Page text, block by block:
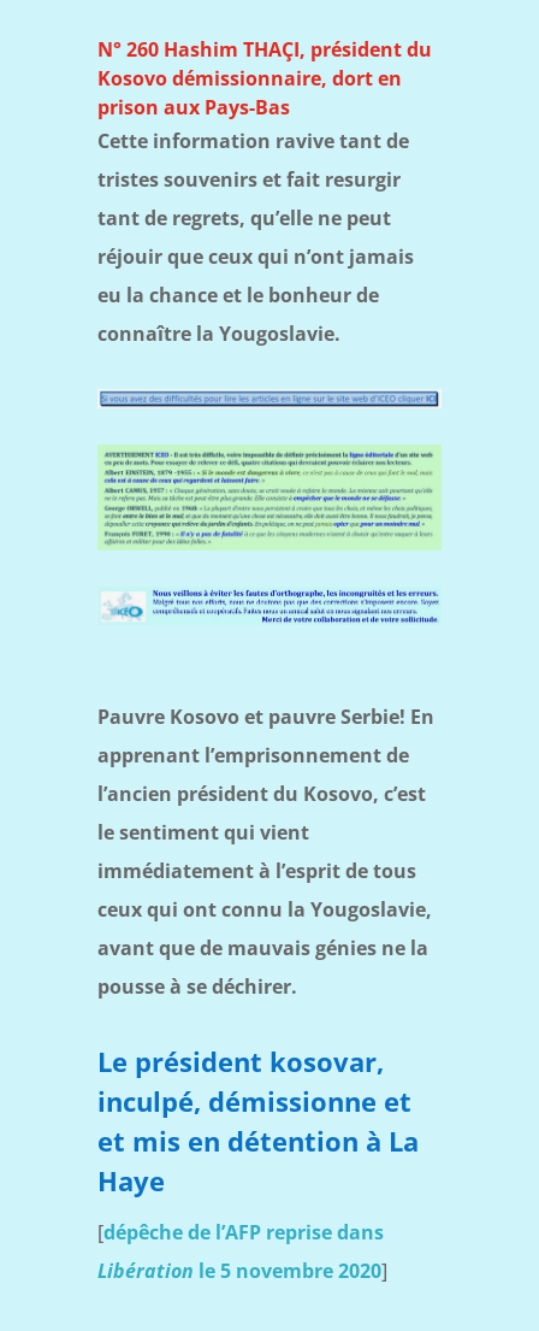
N° 260 Hashim THAÇI, président du
Kosovo démissionnaire, dort en
prison aux Pays-Bas
Cette information ravive tant de
tristes souvenirs et fait resurgir
tant de regrets, qu’elle ne peut
réjouir que ceux qui n’ont jamais
eu la chance et le bonheur de
connaître la Yougoslavie.
Pauvre Kosovo et pauvre Serbie! En
apprenant l’emprisonnement de
l’ancien président du Kosovo, c’est
le sentiment qui vient
immédiatement à l’esprit de tous
ceux qui ont connu la Yougoslavie,
avant que de mauvais génies ne la
pousse à se déchirer.
Le président kosovar,
inculpé, démissionne et
et mis en détention à La
Haye
[dépêche de l’AFP reprise dans
Libération le 5 novembre 2020]